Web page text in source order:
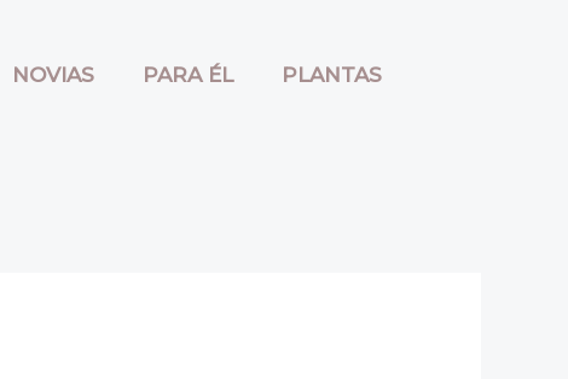
NOVIAS PARA ÉL PLANTAS